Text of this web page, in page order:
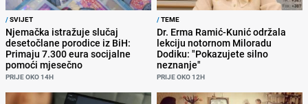
/SVIJET
Njemačka istražuje slučaj
desetočlane porodice iz BiH:
Primaju 7.300 eura socijalne
pomoći mjesečno
PRIJE OKO 14H
/TEME
Dr. Erma Ramić-Kunić održala
lekciju notornom Miloradu
Dodiku: "Pokazujete silno
neznanje"
PRIJE OKO 12H